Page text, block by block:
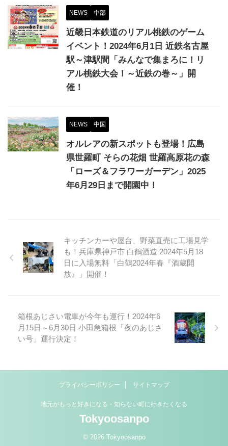
NEWS 中部
近畿日本鉄道のリアル桃鉄のゲーム
イベント！2024年6月1日 近鉄名古屋
駅～津駅間「みんなで集まろに！リ
アル桃鉄大会！～近鉄の巻～」開
催！
NEWS 中国
オルレアの新スポットも登場！広島
県世羅町 そらの花畑 世羅高原花の森
「ローズ＆フラワーガーデン」2025
年6月29日まで開園中！
キッチンカーや屋台、野菜直売に工場見学
も！兵庫県神戸市 白鶴酒造 2024年5月18
日に入場無料「白鶴2024年春『酒蔵開
放』」開催！
箱根あじさい電車が今年も運行！2024年6
月15日～6月30日 小田急箱根「夜のあじさ
い号」運行決定！
プライバシーポリシー サイトマップ
地元がもっと好きになる・知らない町に行きたくなる
Tokyoosanpo
© 2026 Tokyoosanpo